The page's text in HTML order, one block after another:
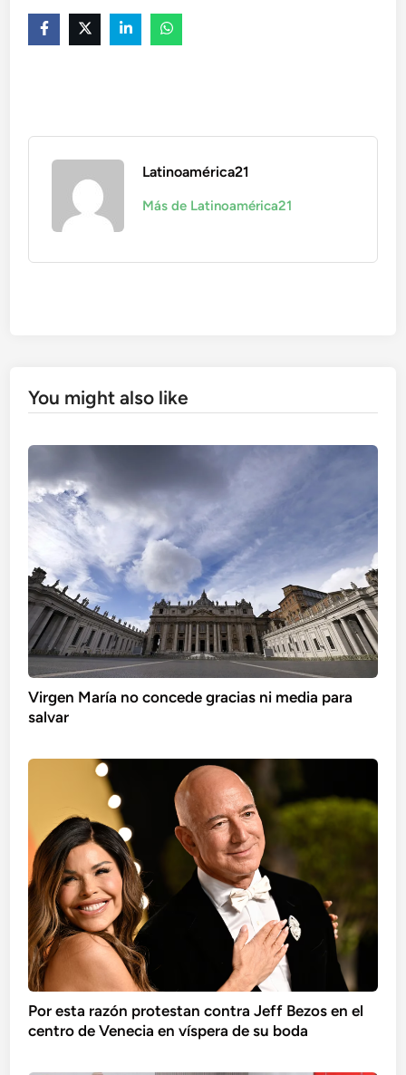
Latinoamérica21
Más de Latinoamérica21
You might also like
Virgen María no concede gracias ni media para
salvar
Por esta razón protestan contra Jeff Bezos en el
centro de Venecia en víspera de su boda